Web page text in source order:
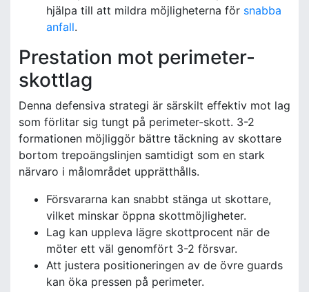
hjälpa till att mildra möjligheterna för snabba
anfall.
Prestation mot perimeter-
skottlag
Denna defensiva strategi är särskilt effektiv mot lag
som förlitar sig tungt på perimeter-skott. 3-2
formationen möjliggör bättre täckning av skottare
bortom trepoängslinjen samtidigt som en stark
närvaro i målområdet upprätthålls.
Försvararna kan snabbt stänga ut skottare,
vilket minskar öppna skottmöjligheter.
Lag kan uppleva lägre skottprocent när de
möter ett väl genomfört 3-2 försvar.
Att justera positioneringen av de övre guards
kan öka pressen på perimeter.